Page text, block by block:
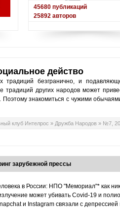
45680 публикаций
25892 авторов
действо
традиций безгранично, и
традиций других народов может
знакомиться с чужими
клуб Интелрос » Дружба Народов » №7,
зарубежной прессы
в России: НПО "Мемориал"* как
может убивать Covid-19 и
и Instagram связали с